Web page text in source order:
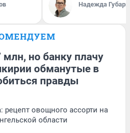
Надежда Губарь
но банку плачу
обманутые в
правды
рецепт овощного ассорти на
области